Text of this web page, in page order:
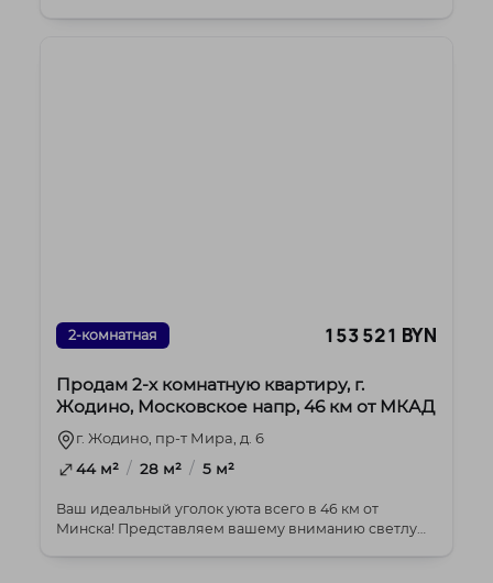
2-комнатная 153 521 BYN
Продам 2-х комнатную квартиру, г.
Жодино, Московское напр, 46 км от МКАД
г. Жодино, пр-т Мира, д. 6
44 м² / 28 м² / 5 м²
Ваш идеальный уголок уюта всего в 46 км от
Минска! Представляем вашему вниманию светлую